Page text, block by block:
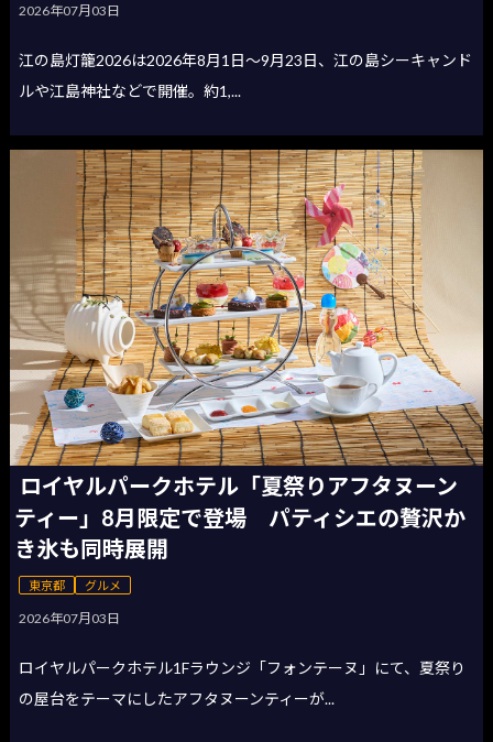
2026年07月03日
江の島灯籠2026は2026年8月1日〜9月23日、江の島シーキャンド
ルや江島神社などで開催。約1,...
ロイヤルパークホテル「夏祭りアフタヌーン
ティー」8月限定で登場 パティシエの贅沢か
き氷も同時展開
東京都 グルメ
2026年07月03日
ロイヤルパークホテル1Fラウンジ「フォンテーヌ」にて、夏祭り
の屋台をテーマにしたアフタヌーンティーが...